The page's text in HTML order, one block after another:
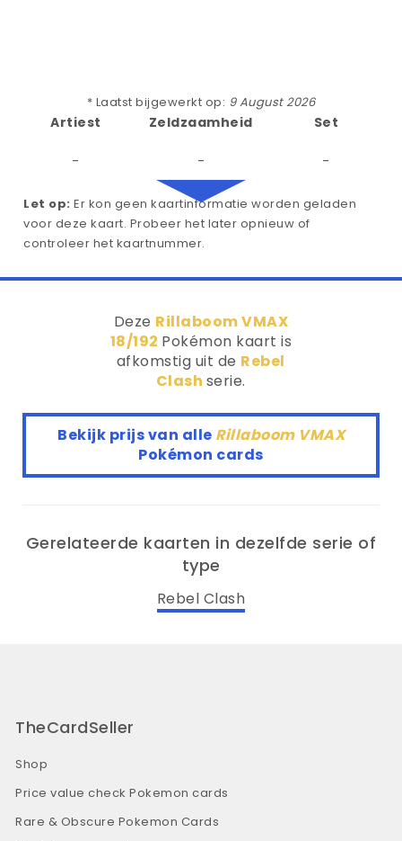
* Laatst bijgewerkt op: 9 August 2026
Artiest
-
Zeldzaamheid
-
Set
-
Let op: Er kon geen kaartinformatie worden geladen
voor deze kaart. Probeer het later opnieuw of
controleer het kaartnummer.
Deze Rillaboom VMAX
18/192 Pokémon kaart is
afkomstig uit de Rebel
Clash serie.
Bekijk prijs van alle Rillaboom VMAX
Pokémon cards
Gerelateerde kaarten in dezelfde serie of
type
Rebel Clash
TheCardSeller
Shop
Price value check Pokemon cards
Rare & Obscure Pokemon Cards